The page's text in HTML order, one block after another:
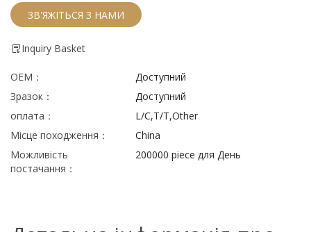
ЗВ'ЯЖІТЬСЯ З НАМИ
Inquiry Basket
OEM：
Доступний
Зразок：
Доступний
оплата：
L/C,T/T,Other
Місце походження：
China
Можливість
постачання：
200000 piece для День